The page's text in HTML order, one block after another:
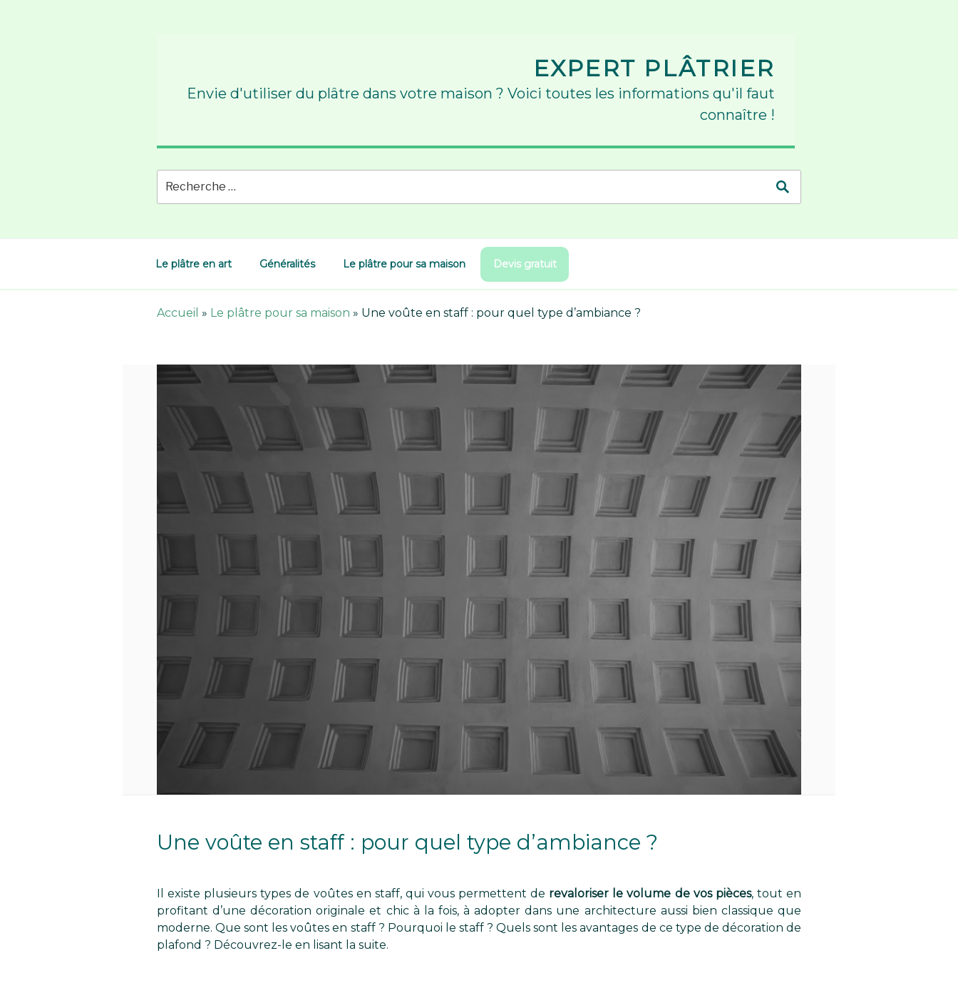
EXPERT PLÂTRIER
Envie d'utiliser du plâtre dans votre maison ? Voici toutes les informations qu'il faut
connaître !
Le plâtre en art Généralités Le plâtre pour sa maison Devis gratuit
Accueil » Le plâtre pour sa maison » Une voûte en staff : pour quel type d’ambiance ?
Une voûte en staff : pour quel type d’ambiance ?
Il existe plusieurs types de voûtes en staff, qui vous permettent de revaloriser le volume de vos pièces, tout en
profitant d’une décoration originale et chic à la fois, à adopter dans une architecture aussi bien classique que
moderne. Que sont les voûtes en staff ? Pourquoi le staff ? Quels sont les avantages de ce type de décoration de
plafond ? Découvrez-le en lisant la suite.